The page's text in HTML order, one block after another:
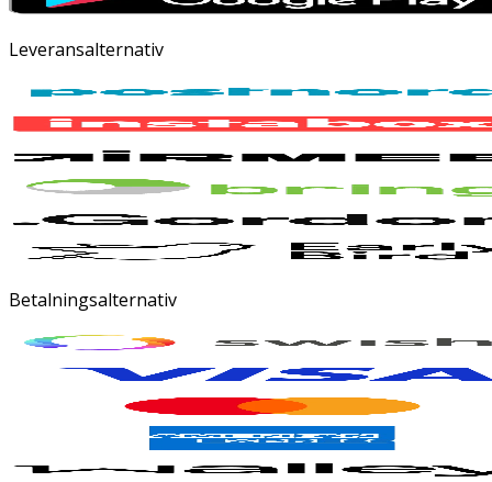
Leveransalternativ
Betalningsalternativ